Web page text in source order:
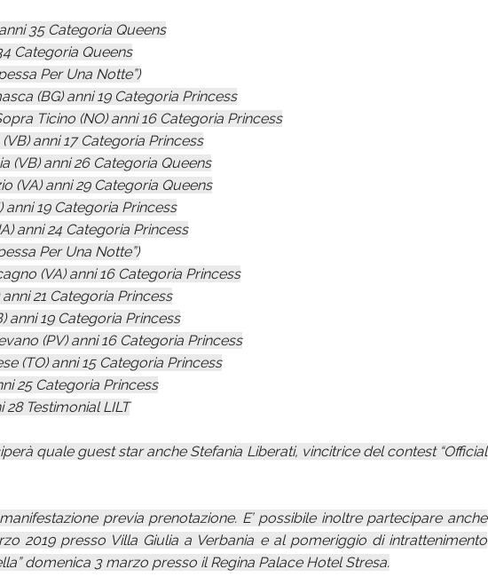
35 Categoria Queens
Categoria Queens
Per Una Notte”)
(BG) anni 19 Categoria Princess
Ticino (NO) anni 16 Categoria Princess
anni 17 Categoria Princess
(VB) anni 26 Categoria Queens
(VA) anni 29 Categoria Queens
anni 19 Categoria Princess
anni 24 Categoria Princess
Per Una Notte”)
(VA) anni 16 Categoria Princess
21 Categoria Princess
anni 19 Categoria Princess
(PV) anni 16 Categoria Princess
(TO) anni 15 Categoria Princess
25 Categoria Princess
28 Testimonial LILT
quale guest star anche Stefania Liberati, vincitrice del contest “Official
previa prenotazione. E’ possibile inoltre partecipare anche
2019 presso Villa Giulia a Verbania e al pomeriggio di intrattenimento
domenica 3 marzo presso il Regina Palace Hotel Stresa.